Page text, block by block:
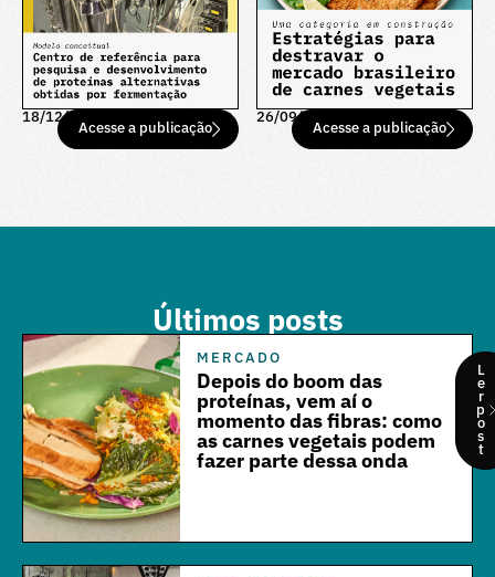
18/12/25
Acesse a publicação
26/09/25
Acesse a publicação
Últimos posts
MERCADO
Depois do boom das
proteínas, vem aí o
momento das fibras: como
as carnes vegetais podem
fazer parte dessa onda
L
e
r
p
o
s
t